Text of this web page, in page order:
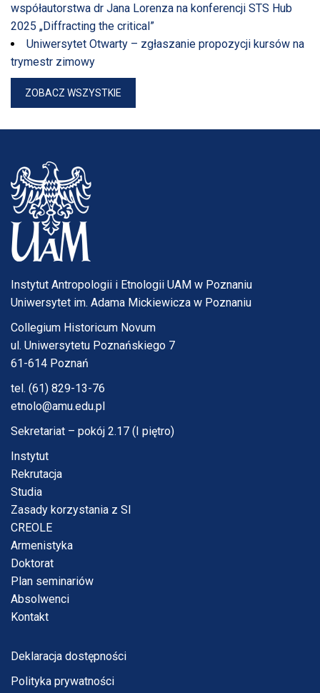
współautorstwa dr Jana Lorenza na konferencji STS Hub
2025 „Diffracting the critical”
Uniwersytet Otwarty – zgłaszanie propozycji kursów na
trymestr zimowy
ZOBACZ WSZYSTKIE
Instytut Antropologii i Etnologii UAM w Poznaniu
Uniwersytet im. Adama Mickiewicza w Poznaniu
Collegium Historicum Novum
ul. Uniwersytetu Poznańskiego 7
61-614 Poznań
tel. (61) 829-13-76
etnolo@amu.edu.pl
Sekretariat – pokój 2.17 (I piętro)
Instytut
Rekrutacja
Studia
Zasady korzystania z SI
CREOLE
Armenistyka
Doktorat
Plan seminariów
Absolwenci
Kontakt
Deklaracja dostępności
Polityka prywatności